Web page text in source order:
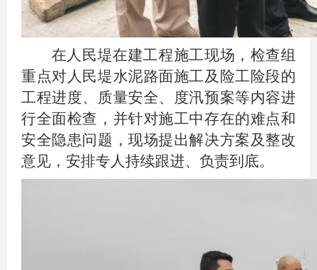
在人民堤在建工程施工现场，检查组
重点对人民堤水泥路面施工及险工险段的
工程进度、质量安全、度汛预案等内容进
行全面检查，并针对施工中存在的难点和
安全隐患问题，现场提出解决方案及整改
意见，安排专人持续跟进、负责到底。